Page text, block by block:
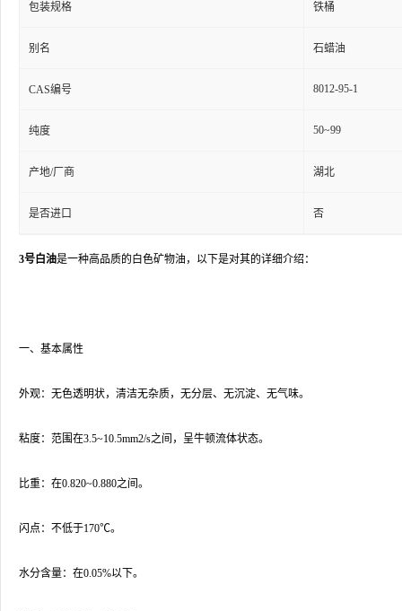
包装规格 铁桶
别名 石蜡油
CAS编号 8012-95-1
纯度 50~99
产地/厂商 湖北
是否进口 否
3号白油是一种高品质的白色矿物油，以下是对其的详细介绍：
一、基本属性
外观：无色透明状，清洁无杂质，无分层、无沉淀、无气味。
粘度：范围在3.5~10.5mm2/s之间，呈牛顿流体状态。
比重：在0.820~0.880之间。
闪点：不低于170℃。
水分含量：在0.05%以下。